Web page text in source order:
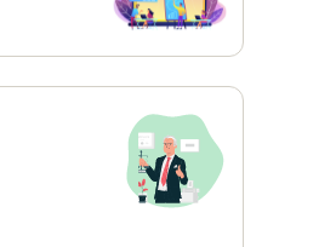
103,32€